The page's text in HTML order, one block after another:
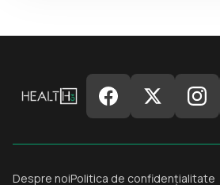
Despre noiPolitica de confidențialitate